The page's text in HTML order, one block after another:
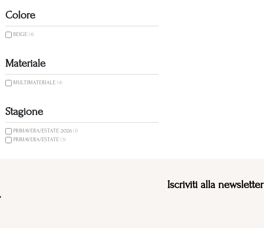
Colore
BEIGE(4)
Materiale
MULTIMATERIALE(4)
Stagione
PRIMAVERA/ESTATE 2026(1)
PRIMAVERA/ESTATE(3)
Iscriviti alla newsletter